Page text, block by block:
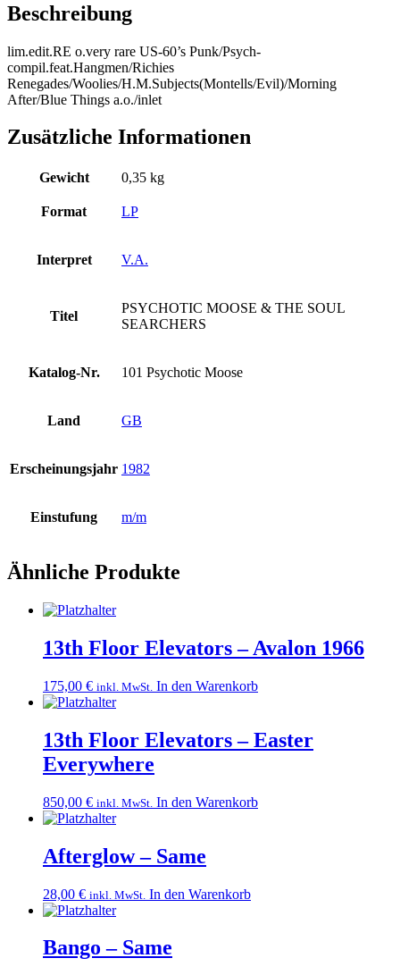
Beschreibung
lim.edit.RE o.very rare US-60’s Punk/Psych-
compil.feat.Hangmen/Richies
Renegades/Woolies/H.M.Subjects(Montells/Evil)/Morning
After/Blue Things a.o./inlet
Zusätzliche Informationen
Gewicht 0,35 kg
Format LP
Interpret V.A.
Titel
PSYCHOTIC MOOSE & THE SOUL
SEARCHERS
Katalog-Nr. 101 Psychotic Moose
Land GB
Erscheinungsjahr 1982
Einstufung m/m
Ähnliche Produkte
13th Floor Elevators – Avalon 1966
175,00 € inkl. MwSt. In den Warenkorb
13th Floor Elevators – Easter
Everywhere
850,00 € inkl. MwSt. In den Warenkorb
Afterglow – Same
28,00 € inkl. MwSt. In den Warenkorb
Bango – Same